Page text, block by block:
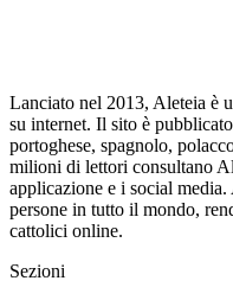
Lanciato nel 2013, Aleteia è
su internet. Il sito è
portoghese, spagnolo,
milioni di lettori consultano
applicazione e i social
persone in tutto il mondo,
cattolici online.
Sezioni